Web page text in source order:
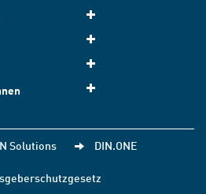
Solutions DIN.ONE